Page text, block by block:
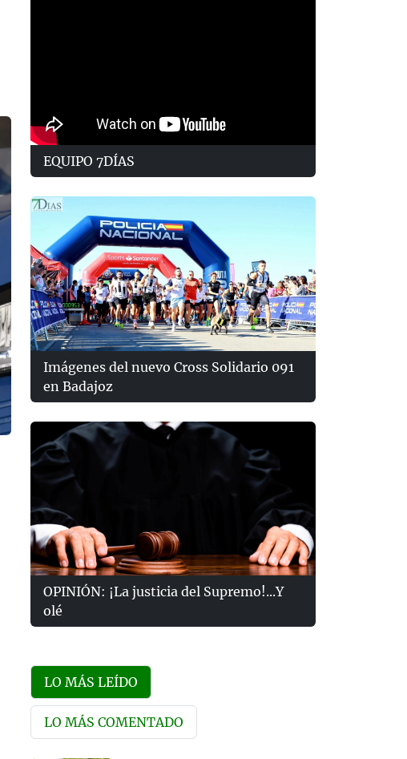
EQUIPO 7DÍAS
Imágenes del nuevo Cross Solidario 091
en Badajoz
OPINIÓN: ¡La justicia del Supremo!...Y
olé
LO MÁS LEÍDO
LO MÁS COMENTADO